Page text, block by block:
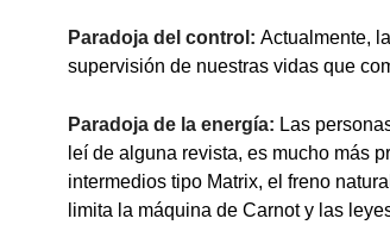
Paradoja del control: Actualmente,
supervisión de nuestras vidas que
Paradoja de la energía: Las
leí de alguna revista, es mucho más
intermedios tipo Matrix, el freno
limita la máquina de Carnot y las